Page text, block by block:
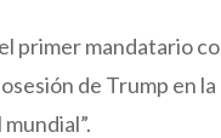
primer mandatario
de Trump en